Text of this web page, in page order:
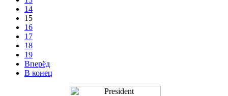
14
15
16
17
18
19
Вперёд
В конец